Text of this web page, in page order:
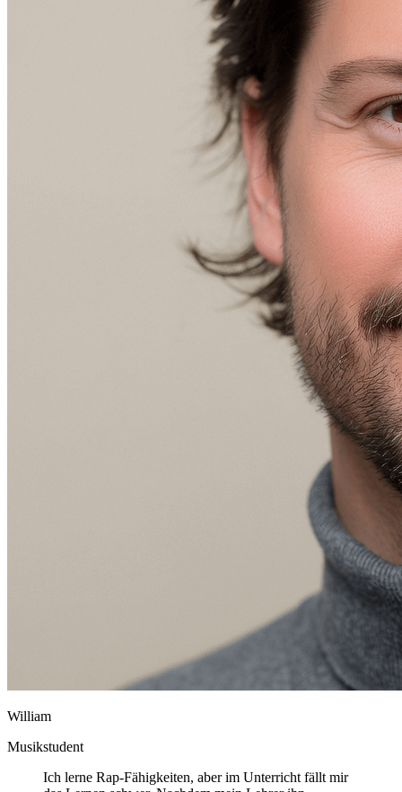
William
Musikstudent
Ich lerne Rap-Fähigkeiten, aber im Unterricht fällt mir